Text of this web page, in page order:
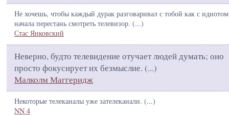
Не хочешь, чтобы каждый дурак разговаривал с тобой как с
начала перестань смотреть телевизор. (...)
Стас Янковский
Неверно, будто телевидение отучает людей думать; оно
просто фокусирует их безмыслие. (...)
Малколм Маггеридж
Некоторые телеканалы уже зателеканали. (...)
NN 4